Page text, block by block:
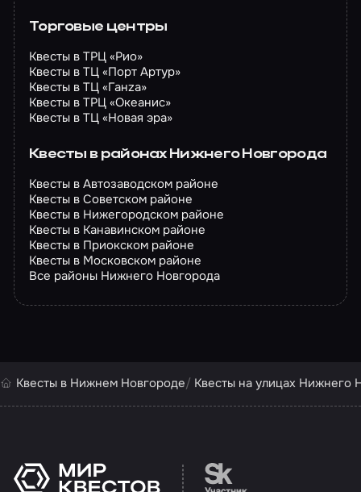
Торговые центры
Квесты в ТРЦ «Рио»
Квесты в ТЦ «Порт Артур»
Квесты в ТЦ «Ганzа»
Квесты в ТРЦ «Океанис»
Квесты в ТЦ «Новая эра»
Квесты в районах Нижнего Новгорода
Квесты в Автозаводском районе
Квесты в Советском районе
Квесты в Нижегородском районе
Квесты в Канавинском районе
Квесты в Приокском районе
Квесты в Московском районе
Все районы Нижнего Новгорода
Квесты в Нижнем Новгороде Квесты на улицах Нижнего
Перейти на сайт